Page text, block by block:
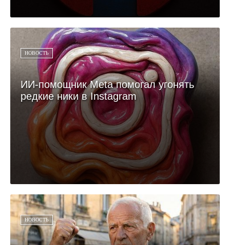
НОВОСТЬ
ИИ-помощник Meta помогал угонять
редкие ники в Instagram
НОВОСТЬ